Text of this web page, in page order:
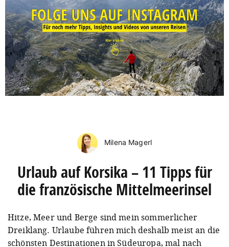
Milena Magerl
Urlaub auf Korsika – 11 Tipps für
die französische Mittelmeerinsel
Hitze, Meer und Berge sind mein sommerlicher
Dreiklang. Urlaube führen mich deshalb meist an die
schönsten Destinationen in Südeuropa, mal nach